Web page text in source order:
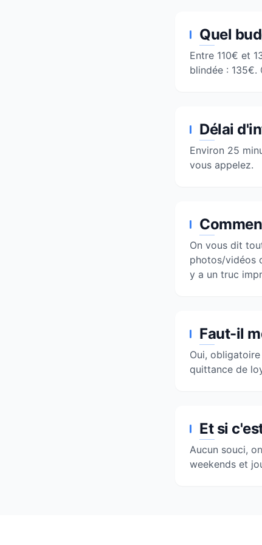
Quel
Entre 110€ et
blindée : 135€.
Délai
Environ 25
vous appelez.
On vous dit
photos/vidéos
y a un truc
Faut-il
Oui,
quittance de
Et si
Aucun souci,
weekends et